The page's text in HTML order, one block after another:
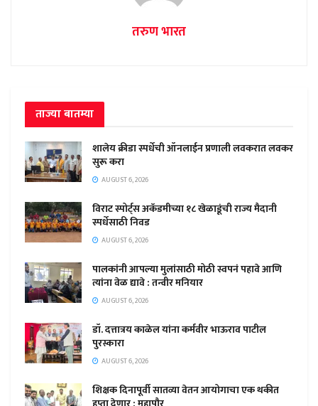
तरुण भारत
ताज्या बातम्या
शालेय क्रीडा स्पर्धेची ऑनलाईन प्रणाली लवकरात लवकर
सुरू करा
AUGUST 6, 2026
विराट स्पोर्ट्स अकॅडमीच्या १८ खेळाडूंची राज्य मैदानी
स्पर्धेसाठी निवड
AUGUST 6, 2026
पालकांनी आपल्या मुलांसाठी मोठी स्वपनं पहावे आणि
त्यांना वेळ द्यावे : तन्वीर मनियार
AUGUST 6, 2026
डॉ. दत्तात्रय काळेल यांना कर्मवीर भाऊराव पाटील
पुरस्कारा
AUGUST 6, 2026
शिक्षक दिनापूर्वी सातव्या वेतन आयोगाचा एक थकीत